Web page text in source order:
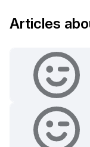
Articles